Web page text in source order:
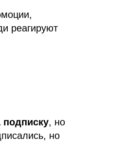
реагируют
подписку, но
но